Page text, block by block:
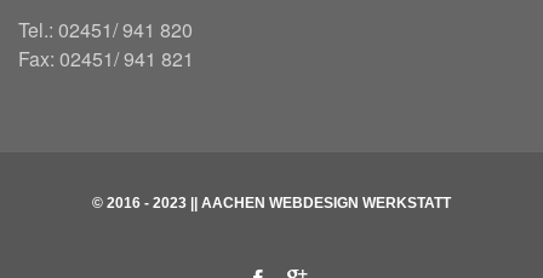
Tel.: 02451/ 941 820
Fax: 02451/ 941 821
© 2016 - 2023 || AACHEN WEBDESIGN WERKSTATT